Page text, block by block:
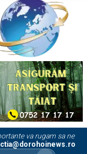
va rugam sa ne